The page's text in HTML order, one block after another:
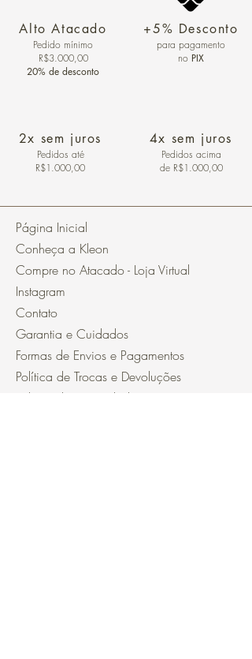
Alto Atacado
Pedido mínimo
R$3.000,00
20% de desconto
2x sem juros
Pedidos até
R$1.000,00
+5% Desconto
para pagamento
no PIX
4x sem juros
Pedidos acima
de R$1.000,00
Página Inicial
Conheça a Kleon
Compre no Atacado - Loja Virtual
Instagram
Contato
Garantia e Cuidados
Formas de Envios e Pagamentos
Política de Trocas e Devoluções
Política de Privacidade